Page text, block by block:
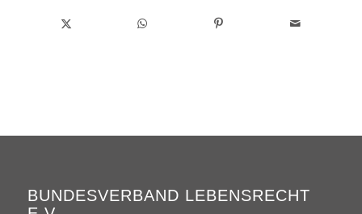
BUNDESVERBAND LEBENSRECHT